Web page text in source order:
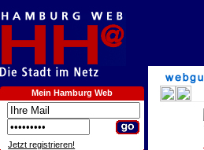
Mein Hamburg Web
Jetzt registrieren!